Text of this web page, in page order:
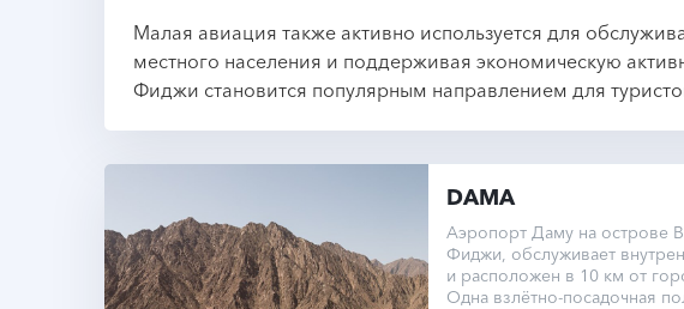
Малая авиация также активно используется для
местного населения и поддерживая экономическую
Фиджи становится популярным направлением для
DAMA
Аэропорт Даму на острове
Фиджи, обслуживает
и расположен в 10 км от
Одна взлётно-посадочная